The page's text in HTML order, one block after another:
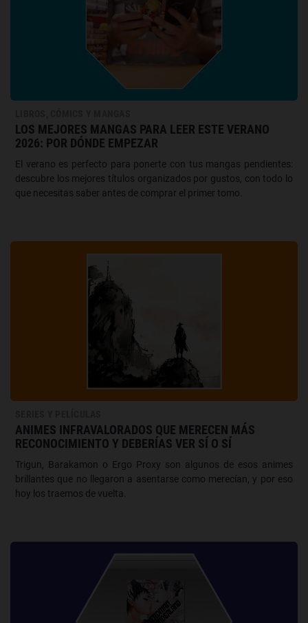
LOS MEJORES MANGAS PARA LEER ESTE VERANO
2026: POR DÓNDE EMPEZAR
El verano es perfecto para ponerte con tus mangas pendientes:
descubre los mejores títulos organizados por gustos, con todo lo
que necesitas saber antes de comprar el primer tomo.
ANIMES INFRAVALORADOS QUE MERECEN MÁS
RECONOCIMIENTO Y DEBERÍAS VER SÍ O SÍ
Trigun, Barakamon o Ergo Proxy son algunos de esos animes
brillantes que no llegaron a asentarse como merecían, y por eso
hoy los traemos de vuelta.